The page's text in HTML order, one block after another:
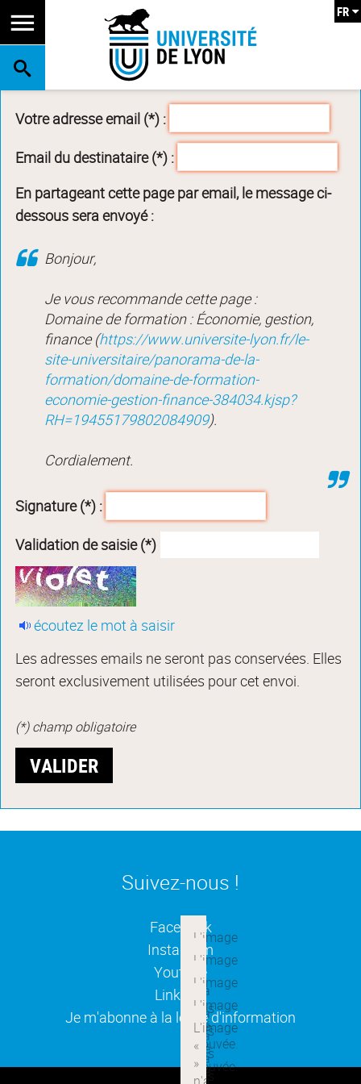
RECHERCHE
FR
Votre adresse email (*) :
Email du destinataire (*) :
En partageant cette page par email, le message ci-
dessous sera envoyé :
Bonjour,
Je vous recommande cette page :
Domaine de formation : Économie, gestion,
finance (https://www.universite-lyon.fr/le-
site-universitaire/panorama-de-la-
formation/domaine-de-formation-
economie-gestion-finance-384034.kjsp?
RH=19455179802084909).
Cordialement.
Signature (*) :
Validation de saisie (*)
écoutez le mot à saisir
Les adresses emails ne seront pas conservées. Elles
seront exclusivement utilisées pour cet envoi.
(*) champ obligatoire
Suivez-nous !
Facebook(ouverture dans une
Instagram(ouverture dans une
Youtube(ouverture dans une
Linkedin
(ouverture dans une
Je m'abonne à la lettre d'information
(ouverture dans une